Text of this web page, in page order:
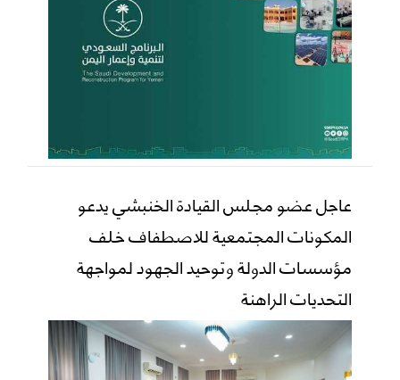
عاجل عضو مجلس القيادة الخنبشي يدعو
المكونات المجتمعية للاصطفاف خلف
مؤسسات الدولة وتوحيد الجهود لمواجهة
التحديات الراهنة